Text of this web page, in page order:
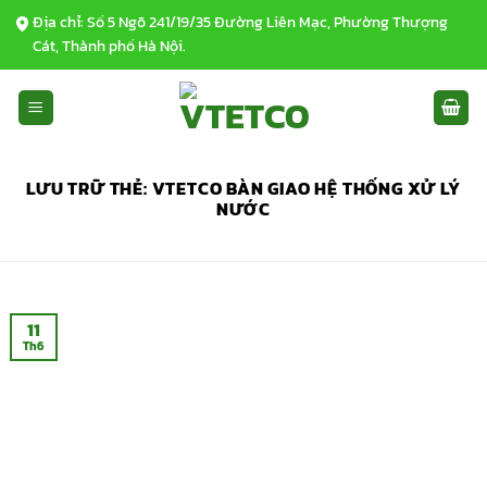
Bỏ
qua
nội
dung
Địa chỉ: Số 5 Ngõ 241/19/35 Đường Liên Mạc, Phường Thượng
Cát, Thành phố Hà Nội.
LƯU TRỮ THẺ: VTETCO BÀN GIAO HỆ THỐNG XỬ LÝ
NƯỚC
11
Th6